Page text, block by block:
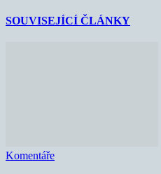
SOUVISEJÍCÍ ČLÁNKY
Komentáře